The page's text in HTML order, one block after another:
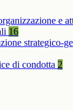
e
16
strategico-
di condotta 2